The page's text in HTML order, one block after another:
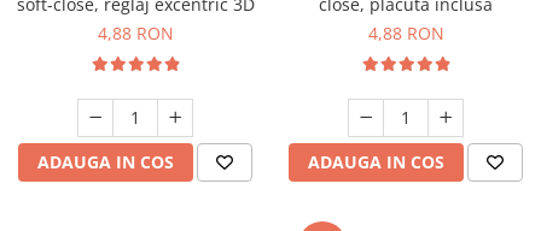
4,88 RON
ADAUGA IN COS
4,88 RON
ADAUGA IN COS